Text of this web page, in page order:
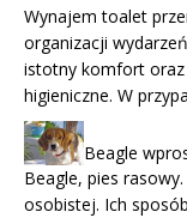
Wynajem toalet
organizacji
istotny komfort
higieniczne. W
Beagle
Beagle, pies
osobistej. Ich